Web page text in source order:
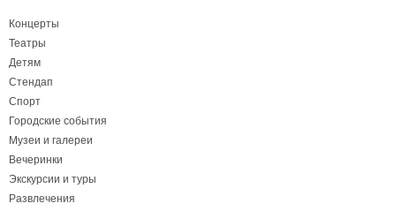
Концерты
Театры
Детям
Стендап
Спорт
Городские события
Музеи и галереи
Вечеринки
Экскурсии и туры
Развлечения